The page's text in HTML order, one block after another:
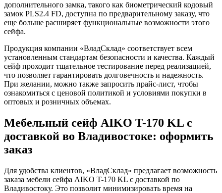
дополнительного замка, такого как биометрический кодовый
замок PLS2.4 FD, доступна по предварительному заказу, что
еще больше расширяет функциональные возможности этого
сейфа.
Продукция компании «ВладСклад» соответствует всем
установленным стандартам безопасности и качества. Каждый
сейф проходит тщательное тестирование перед реализацией,
что позволяет гарантировать долговечность и надежность.
При желании, можно также запросить прайс-лист, чтобы
ознакомиться с ценовой политикой и условиями покупки в
оптовых и розничных объемах.
Мебельный сейф AIKO T-170 KL с
доставкой во Владивостоке: оформить
заказ
Для удобства клиентов, «ВладСклад» предлагает возможность
заказа мебели сейфа AIKO T-170 KL с доставкой по
Владивостоку. Это позволит минимизировать время на